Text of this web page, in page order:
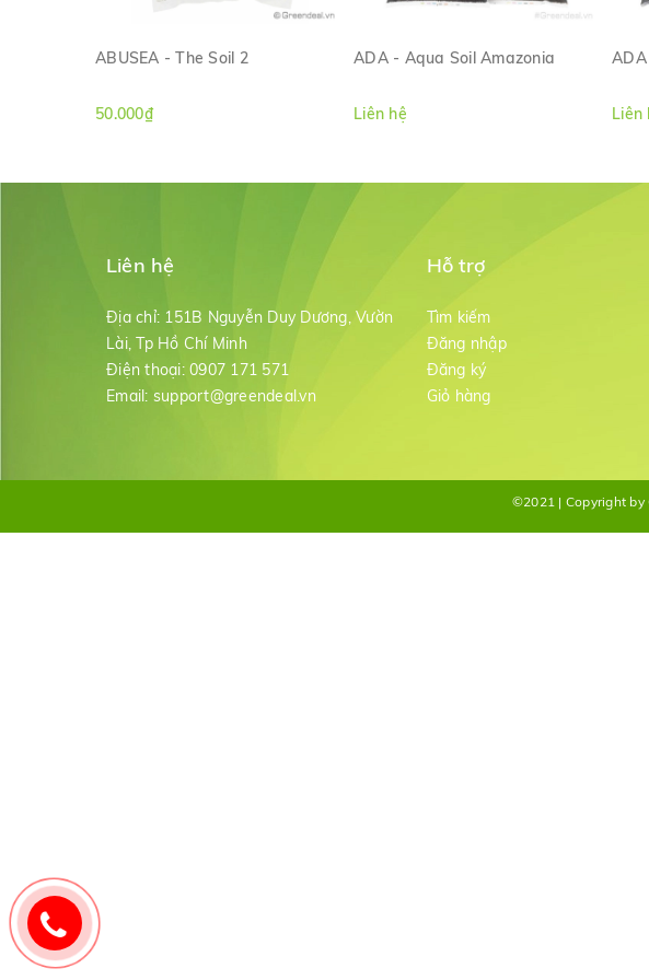
ABUSEA - The Soil 2
50.000₫
ADA - Aqua Soil Amazonia
Liên hệ Liên
Liên hệ
Địa chỉ: 151B Nguyễn Duy Dương, Vườn
Lài, Tp Hồ Chí Minh
Điện thoại: 0907 171 571
Email: support@greendeal.vn
Hỗ trợ
Tìm kiếm
Đăng nhập
Đăng ký
Giỏ hàng
©2021 | Copyright by
0907171571